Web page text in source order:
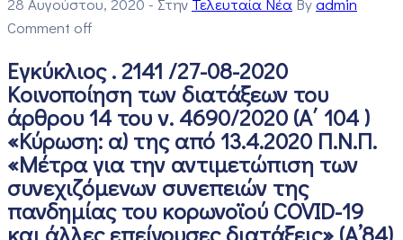
Comment off
Εγκύκλιος . 2141 /27-08-2020
Κοινοποίηση των διατάξεων του
άρθρου 14 του ν. 4690/2020 (Α΄ 104 )
«Κύρωση: α) της από 13.4.2020 Π.Ν.Π.
«Μέτρα για την αντιμετώπιση των
συνεχιζόμενων συνεπειών της
πανδημίας του κορωνοϊού COVID-19
και άλλες επείγουσες διατάξεις» (Α’84)